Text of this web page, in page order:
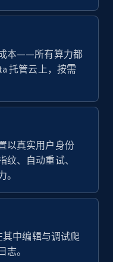
by using
count, and
Followers,
本——所有算力都
托管云上，按需
以真实用户身份
纹、自动重试、
。
其中编辑与调试爬
志。